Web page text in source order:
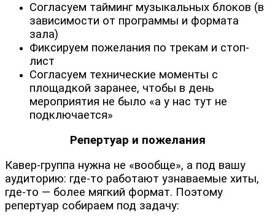
Согласуем тайминг музыкальных блоков (в
зависимости от программы и формата
зала)
Фиксируем пожелания по трекам и стоп-
лист
Согласуем технические моменты с
площадкой заранее, чтобы в день
мероприятия не было «а у нас тут не
подключается»
Репертуар и пожелания
Кавер-группа нужна не «вообще», а под вашу
аудиторию: где-то работают узнаваемые хиты,
где-то — более мягкий формат. Поэтому
репертуар собираем под задачу: